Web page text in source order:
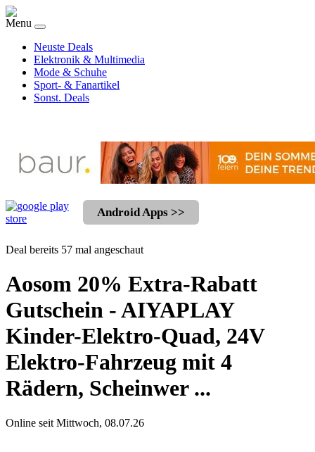
Menu
Neuste Deals
Elektronik & Multimedia
Mode & Schuhe
Sport- & Fanartikel
Sonst. Deals
Android Apps >>
Deal bereits 57 mal angeschaut
Aosom 20% Extra-Rabatt
Gutschein - AIYAPLAY
Kinder-Elektro-Quad, 24V
Elektro-Fahrzeug mit 4
Rädern, Scheinwer ...
Online seit Mittwoch, 08.07.26